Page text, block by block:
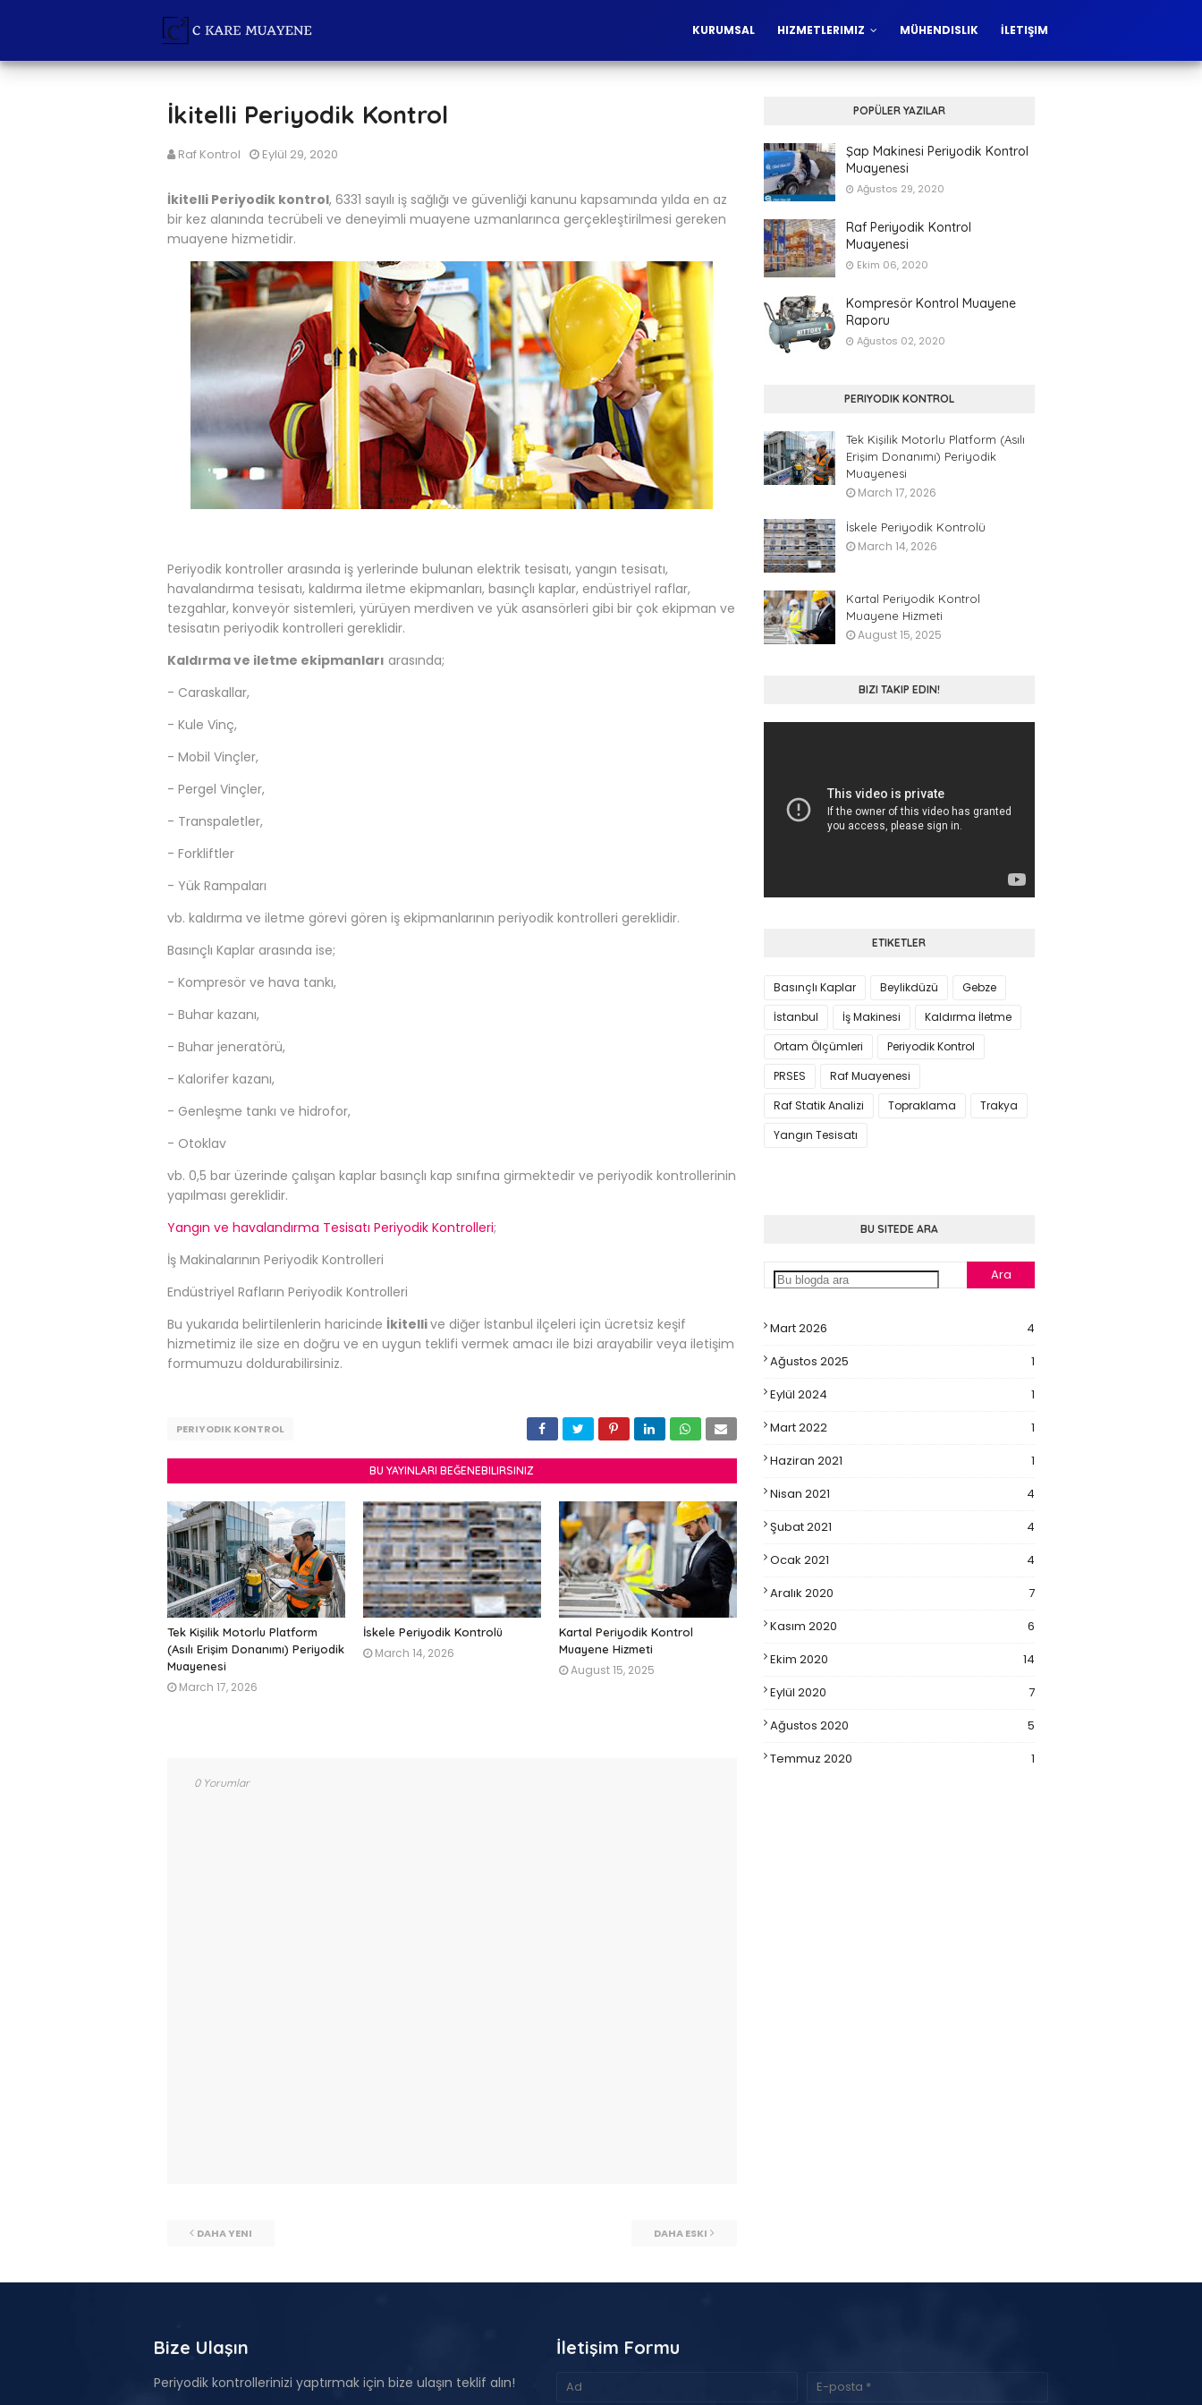
KURUMSAL HIZMETLERIMIZ MÜHENDISLIK İLETIŞIM
İkitelli Periyodik Kontrol
Raf Kontrol Eylül 29, 2020
İkitelli Periyodik kontrol, 6331 sayılı iş sağlığı ve güvenliği kanunu kapsamında yılda en az
bir kez alanında tecrübeli ve deneyimli muayene uzmanlarınca gerçekleştirilmesi gereken
muayene hizmetidir.
Periyodik kontroller arasında iş yerlerinde bulunan elektrik tesisatı, yangın tesisatı,
havalandırma tesisatı, kaldırma iletme ekipmanları, basınçlı kaplar, endüstriyel raflar,
tezgahlar, konveyör sistemleri, yürüyen merdiven ve yük asansörleri gibi bir çok ekipman ve
tesisatın periyodik kontrolleri gereklidir.
Kaldırma ve iletme ekipmanları arasında;
- Caraskallar,
- Kule Vinç,
- Mobil Vinçler,
- Pergel Vinçler,
- Transpaletler,
- Forkliftler
- Yük Rampaları
vb. kaldırma ve iletme görevi gören iş ekipmanlarının periyodik kontrolleri gereklidir.
Basınçlı Kaplar arasında ise;
- Kompresör ve hava tankı,
- Buhar kazanı,
- Buhar jeneratörü,
- Kalorifer kazanı,
- Genleşme tankı ve hidrofor,
- Otoklav
vb. 0,5 bar üzerinde çalışan kaplar basınçlı kap sınıfına girmektedir ve periyodik kontrollerinin
yapılması gereklidir.
Yangın ve havalandırma Tesisatı Periyodik Kontrolleri;
İş Makinalarının Periyodik Kontrolleri
Endüstriyel Rafların Periyodik Kontrolleri
Bu yukarıda belirtilenlerin haricinde İkitellive diğer İstanbul ilçeleri için ücretsiz keşif
hizmetimiz ile size en doğru ve en uygun teklifi vermek amacı ile bizi arayabilir veya iletişim
formumuzu doldurabilirsiniz.
PERIYODIK KONTROL
BU YAYINLARI BEĞENEBILIRSINIZ
Tek Kişilik Motorlu Platform
(Asılı Erişim Donanımı) Periyodik
Muayenesi
March 17, 2026
İskele Periyodik Kontrolü
March 14, 2026
Kartal Periyodik Kontrol
Muayene Hizmeti
August 15, 2025
0 Yorumlar
DAHA YENI DAHA ESKI
POPÜLER YAZILAR
Şap Makinesi Periyodik Kontrol
Muayenesi
Ağustos 29, 2020
Raf Periyodik Kontrol
Muayenesi
Ekim 06, 2020
Kompresör Kontrol Muayene
Raporu
Ağustos 02, 2020
PERIYODIK KONTROL
Tek Kişilik Motorlu Platform (Asılı
Erişim Donanımı) Periyodik
Muayenesi
March 17, 2026
İskele Periyodik Kontrolü
March 14, 2026
Kartal Periyodik Kontrol
Muayene Hizmeti
August 15, 2025
BIZI TAKIP EDIN!
ETIKETLER
Basınçlı Kaplar Beylikdüzü
Gebze
İstanbul
İş Makinesi
Kaldırma İletme
Ortam Ölçümleri
Periyodik Kontrol
PRSES
Raf Muayenesi
Raf Statik Analizi
Topraklama
Trakya
Yangın Tesisatı
BU SITEDE ARA
Mart 2026
4
Ağustos 2025
1
Eylül 2024
1
Mart 2022
1
Haziran 2021
1
Nisan 2021
4
Şubat 2021
4
Ocak 2021
4
Aralık 2020
7
Kasım 2020
6
Ekim 2020
14
Eylül 2020
7
Ağustos 2020
5
Temmuz 2020
1
Bize Ulaşın
Periyodik kontrollerinizi yaptırmak için bize ulaşın teklif alın!
İletişim Formu